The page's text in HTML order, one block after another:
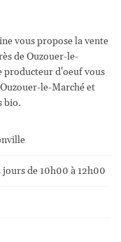
vous propose la vente
de Ouzouer-le-
producteur d'oeuf vous
le-Marché et
bio.
de 10h00 à 12h00